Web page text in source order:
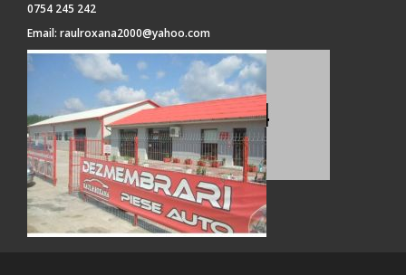
0754 245 242
Email: raulroxana2000@yahoo.com